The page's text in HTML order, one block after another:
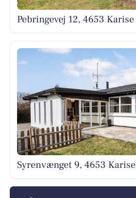
Pebringevej 12, 4653 Karise
Syrenvænget 9, 4653 Karise